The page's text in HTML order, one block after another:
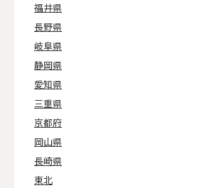
福井県
長野県
岐阜県
静岡県
愛知県
三重県
京都府
岡山県
長崎県
東北